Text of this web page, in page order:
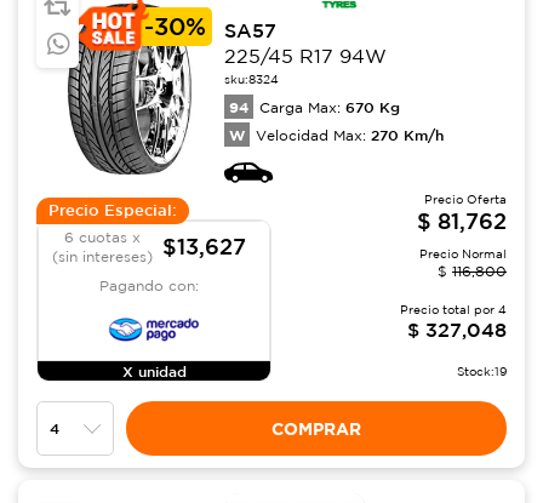
-30%
SA57
225/45 R17 94W
sku:8324
94 Carga Max: 670 Kg
W Velocidad Max: 270 Km/h
Precio Especial:
6 cuotas x
(sin intereses)
$13,627
Pagando con:
X unidad
Precio Oferta
$ 81,762
Precio Normal
$ 116,800
Precio total por 4
$ 327,048
Stock:19
COMPRAR